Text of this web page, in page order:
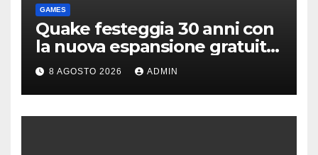
GAMES
Quake festeggia 30 anni con
la nuova espansione gratuita
Dawn of The Machine
8 AGOSTO 2026 ADMIN